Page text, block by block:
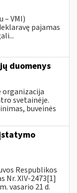
– VMI)
pajamas
duomenys
organizacija
svetainėje.
buveinės
Respublikos
XIV-2473[1]
vasario 21 d.